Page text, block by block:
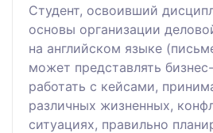
Студент, освоивший
основы организации
на английском языке
может представлять
работать с кейсами,
различных жизненных,
ситуациях, правильно